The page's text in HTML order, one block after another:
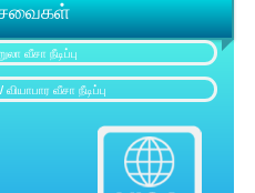
வீசா நீடிப்பு
வீசா நீடிப்பு